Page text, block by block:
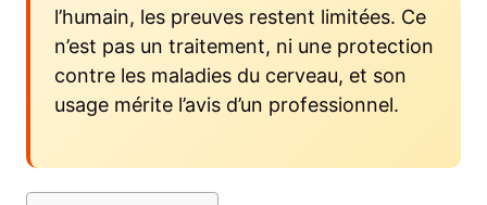
l’humain, les preuves restent limitées. Ce
n’est pas un traitement, ni une protection
contre les maladies du cerveau, et son
usage mérite l’avis d’un professionnel.